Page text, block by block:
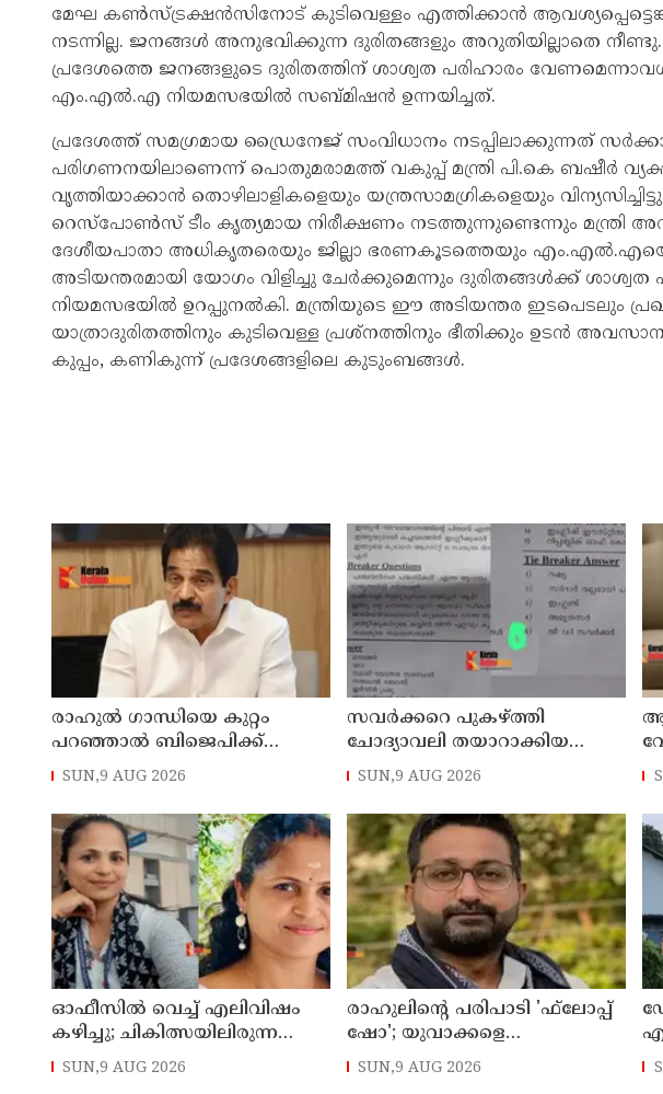
മേഘ കൺസ്‌ട്രക്ഷൻസിനോട് കുടിവെള്ളം എത്തിക്കാൻ
നടന്നില്ല. ജനങ്ങൾ അനുഭവിക്കുന്ന ദുരിതങ്ങളും അറുതിയില്ലാതെ
പ്രദേശത്തെ ജനങ്ങളുടെ ദുരിതത്തിന് ശാശ്വത പരിഹാരം
എം.എൽ.എ നിയമസഭയിൽ സബ്മിഷൻ ഉന്നയിച്ചത്.
പ്രദേശത്ത് സമഗ്രമായ ഡ്രൈനേജ് സംവിധാനം നടപ്പിലാക്കുന്നത്
പരിഗണനയിലാണെന്ന് പൊതുമരാമത്ത് വകുപ്പ് മന്ത്രി പി.കെ ബഷീർ
വൃത്തിയാക്കാൻ തൊഴിലാളികളെയും യന്ത്രസാമഗ്രികളെയും
റെസ്പോൺസ് ടീം കൃത്യമായ നിരീക്ഷണം നടത്തുന്നുണ്ടെന്നും മന്ത്രി
ദേശീയപാതാ അധികൃതരെയും ജില്ലാ ഭരണകൂടത്തെയും
അടിയന്തരമായി യോഗം വിളിച്ചു ചേർക്കുമെന്നും ദുരിതങ്ങൾക്ക് ശാശ്വത
നിയമസഭയിൽ ഉറപ്പുനൽകി. മന്ത്രിയുടെ ഈ അടിയന്തര ഇടപെടലും
യാത്രാദുരിതത്തിനും കുടിവെള്ള പ്രശ്നത്തിനും ഭീതിക്കും ഉടൻ
കുപ്പം, കണികുന്ന് പ്രദേശങ്ങളിലെ കുടുംബങ്ങൾ.
രാഹുല്‍ ഗാന്ധിയെ കുറ്റം
പറഞ്ഞാല്‍ ബിജെപിക്ക്
സുഖിക്കും ശശി തരൂരിന്
വേണുഗോപാല്‍
SUN,9 AUG 2026
സവര്‍ക്കറെ പുകഴ്ത്തി
ചോദ്യാവലി തയാറാക്കിയ
അധ്യാപകന് സസ്‌പെന്‍ഷന്‍
SUN,9 AUG 2026
ഓഫീസില്‍ വെച്ച് എലിവിഷം
കഴിച്ചു; ചികിത്സയിലിരുന്ന
കാസര്‍കോട് കളക്ടറേറ്റിലെ
സീനിയര്‍ ക്ലര്‍ക്ക് മരിച്ചു
SUN,9 AUG 2026
രാഹുലിന്റെ പരിപാടി 'ഫ്‌ലോപ്പ്
ഷോ'; യുവാക്കളെ
തെറ്റിദ്ധരിപ്പിക്കുന്നുവെന്ന് യുപി
മന്ത്രി ഡാനിഷ് അന്‍സാരി
SUN,9 AUG 2026